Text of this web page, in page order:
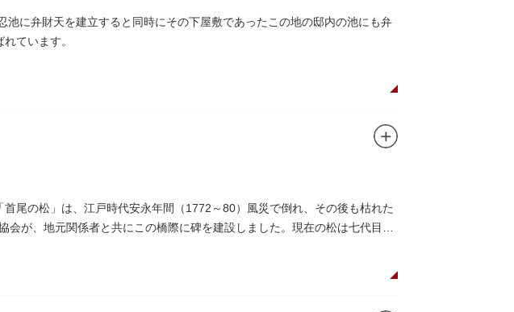
に弁財天を建立すると同時にその下屋敷であったこの地の邸内の池にも弁
ています。
尾の松」は、江戸時代安永年間（1772～80）風災で倒れ、その後も枯れた
が、地元関係者と共にこの橋際に碑を建設しました。現在の松は七代目と